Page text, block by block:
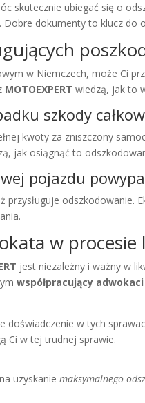
skutecznie ubiegać się o
dokumenty to klucz
w Niemczech, może Ci
MOTOEXPERT wiedzą, jak to
szkody
kwoty za zniszczony
jak osiągnąć to
pojazdu
odszkodowanie.
w
jest niezależny i ważny w
współpracujący adwokaci
doświadczenie w tych
Ci w tej trudnej sprawie.
uzyskaniemaksymalnego